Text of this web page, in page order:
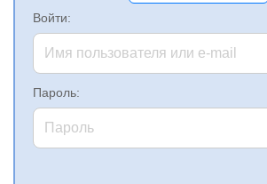
Войти:
Пароль: